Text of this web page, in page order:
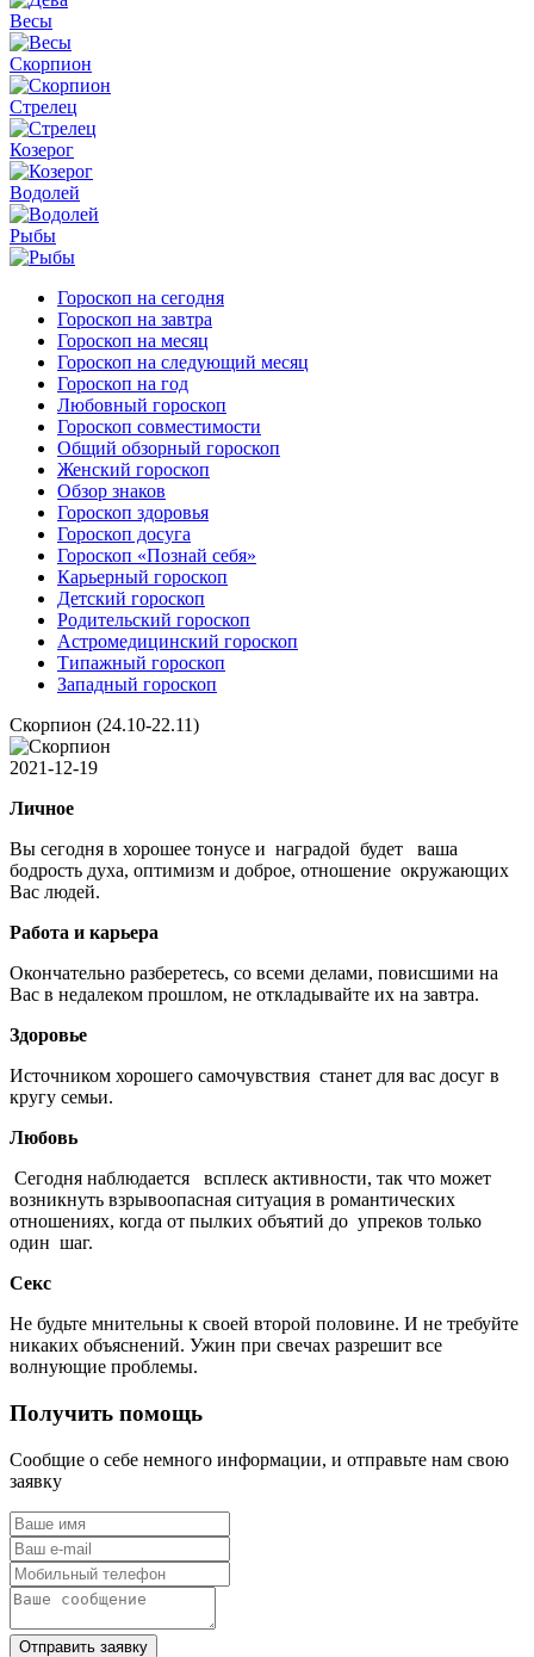
Весы
Скорпион
Стрелец
Козерог
Водолей
Рыбы
Гороскоп на сегодня
Гороскоп на завтра
Гороскоп на месяц
Гороскоп на следующий месяц
Гороскоп на год
Любовный гороскоп
Гороскоп совместимости
Общий обзорный гороскоп
Женский гороскоп
Обзор знаков
Гороскоп здоровья
Гороскоп досуга
Гороскоп «Познай себя»
Карьерный гороскоп
Детский гороскоп
Родительский гороскоп
Астромедицинский гороскоп
Типажный гороскоп
Западный гороскоп
Скорпион (24.10-22.11)
2021-12-19
Личное
Вы сегодня в хорошее тонусе и наградой будет ваша
бодрость духа, оптимизм и доброе, отношение окружающих
Вас людей.
Работа и карьера
Окончательно разберетесь, со всеми делами, повисшими на
Вас в недалеком прошлом, не откладывайте их на завтра.
Здоровье
Источником хорошего самочувствия станет для вас досуг в
кругу семьи.
Любовь
Сегодня наблюдается всплеск активности, так что может
возникнуть взрывоопасная ситуация в романтических
отношениях, когда от пылких объятий до упреков только
один шаг.
Секс
Не будьте мнительны к своей второй половине. И не требуйте
никаких объяснений. Ужин при свечах разрешит все
волнующие проблемы.
Получить помощь
Сообщие о себе немного информации, и отправьте нам свою
заявку
Отправить заявку